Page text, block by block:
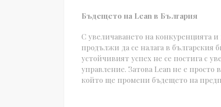
Бъдещето на Lean в България
С увеличаването на конкуренцията
продължи да се налага в българския
устойчивият успех не се постига с
управление. Затова Lean не е
който ще промени бъдещето на